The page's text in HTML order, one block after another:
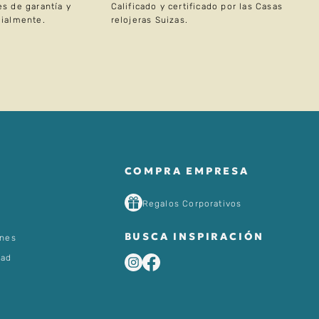
de garantía y
Calificado y certificado por las Casas
relojeras Suizas.
COMPRA EMPRESA
Regalos Corporativos
BUSCA INSPIRACIÓN